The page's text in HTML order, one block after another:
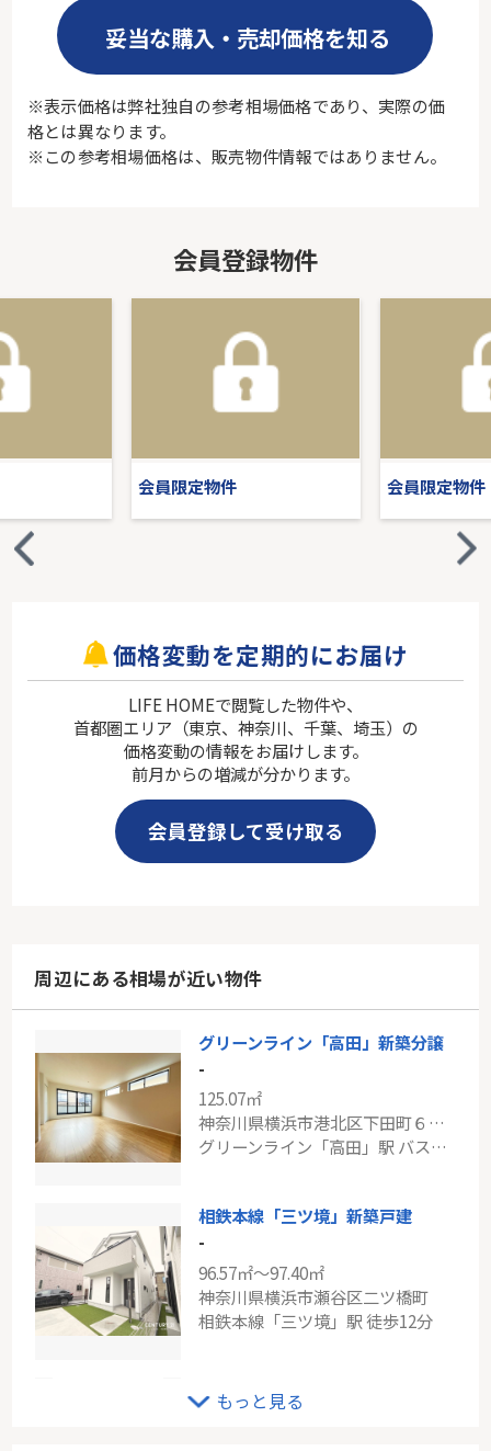
妥当な購入・売却価格を知る
※表示価格は弊社独自の参考相場価格であり、実際の価
格とは異なります。
※この参考相場価格は、販売物件情報ではありません。
会員登録物件
会員限定物件 会員限定物件
価格変動を定期的にお届け
LIFE HOMEで閲覧した物件や、
首都圏エリア（東京、神奈川、千葉、埼玉）の
価格変動の情報をお届けします。
前月からの増減が分かります。
会員登録して受け取る
周辺にある相場が近い物件
グリーンライン「高田」新築分譲
-
125.07㎡
神奈川県横浜市港北区下田町６丁目
グリーンライン「高田」駅 バス6分 「下田上町」 停歩3分
相鉄本線「三ツ境」新築戸建
-
96.57㎡～97.40㎡
神奈川県横浜市瀬谷区二ツ橋町
相鉄本線「三ツ境」駅 徒歩12分
-
もっと見る